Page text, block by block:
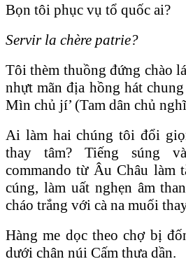
Bọn tôi phục vụ tổ quốc ai?
Servir la chère patrie?
Tôi thèm thuồng đứng chào
nhựt mãn địa hồng hát
Mìn chủ jí’ (Tam dân chủ
Ai làm hai chúng tôi đổi
thay tâm? Tiếng súng
commando từ Âu Châu làm
cúng, làm uất nghẹn âm
cháo trắng với cà na muối
Hàng me dọc theo chợ bị
dưới chân núi Cấm thưa dần.